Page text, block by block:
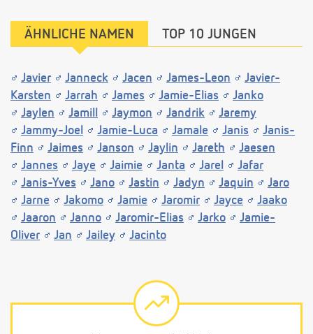
ÄHNLICHE NAMEN TOP 10 JUNGEN
Javier Janneck Jacen James-Leon
Javier-
Karsten
Jarrah James Jamie-Elias
Janko
Jaylen
Jamill Jaymon Jandrik
Jaremy
Jammy-Joel
Jamie-Luca Jamale Janis
Janis-
Finn
Jaimes Janson Jaylin Jareth
Jaesen
Jannes
Jaye Jaimie Janta Jarel
Jafar
Janis-Yves
Jano Jastin Jadyn Jaquin
Jaro
Jarne
Jakomo Jamie Jaromir Jayce
Jaako
Jaaron
Janno Jaromir-Elias Jarko
Jamie-
Oliver
Jan Jailey Jacinto